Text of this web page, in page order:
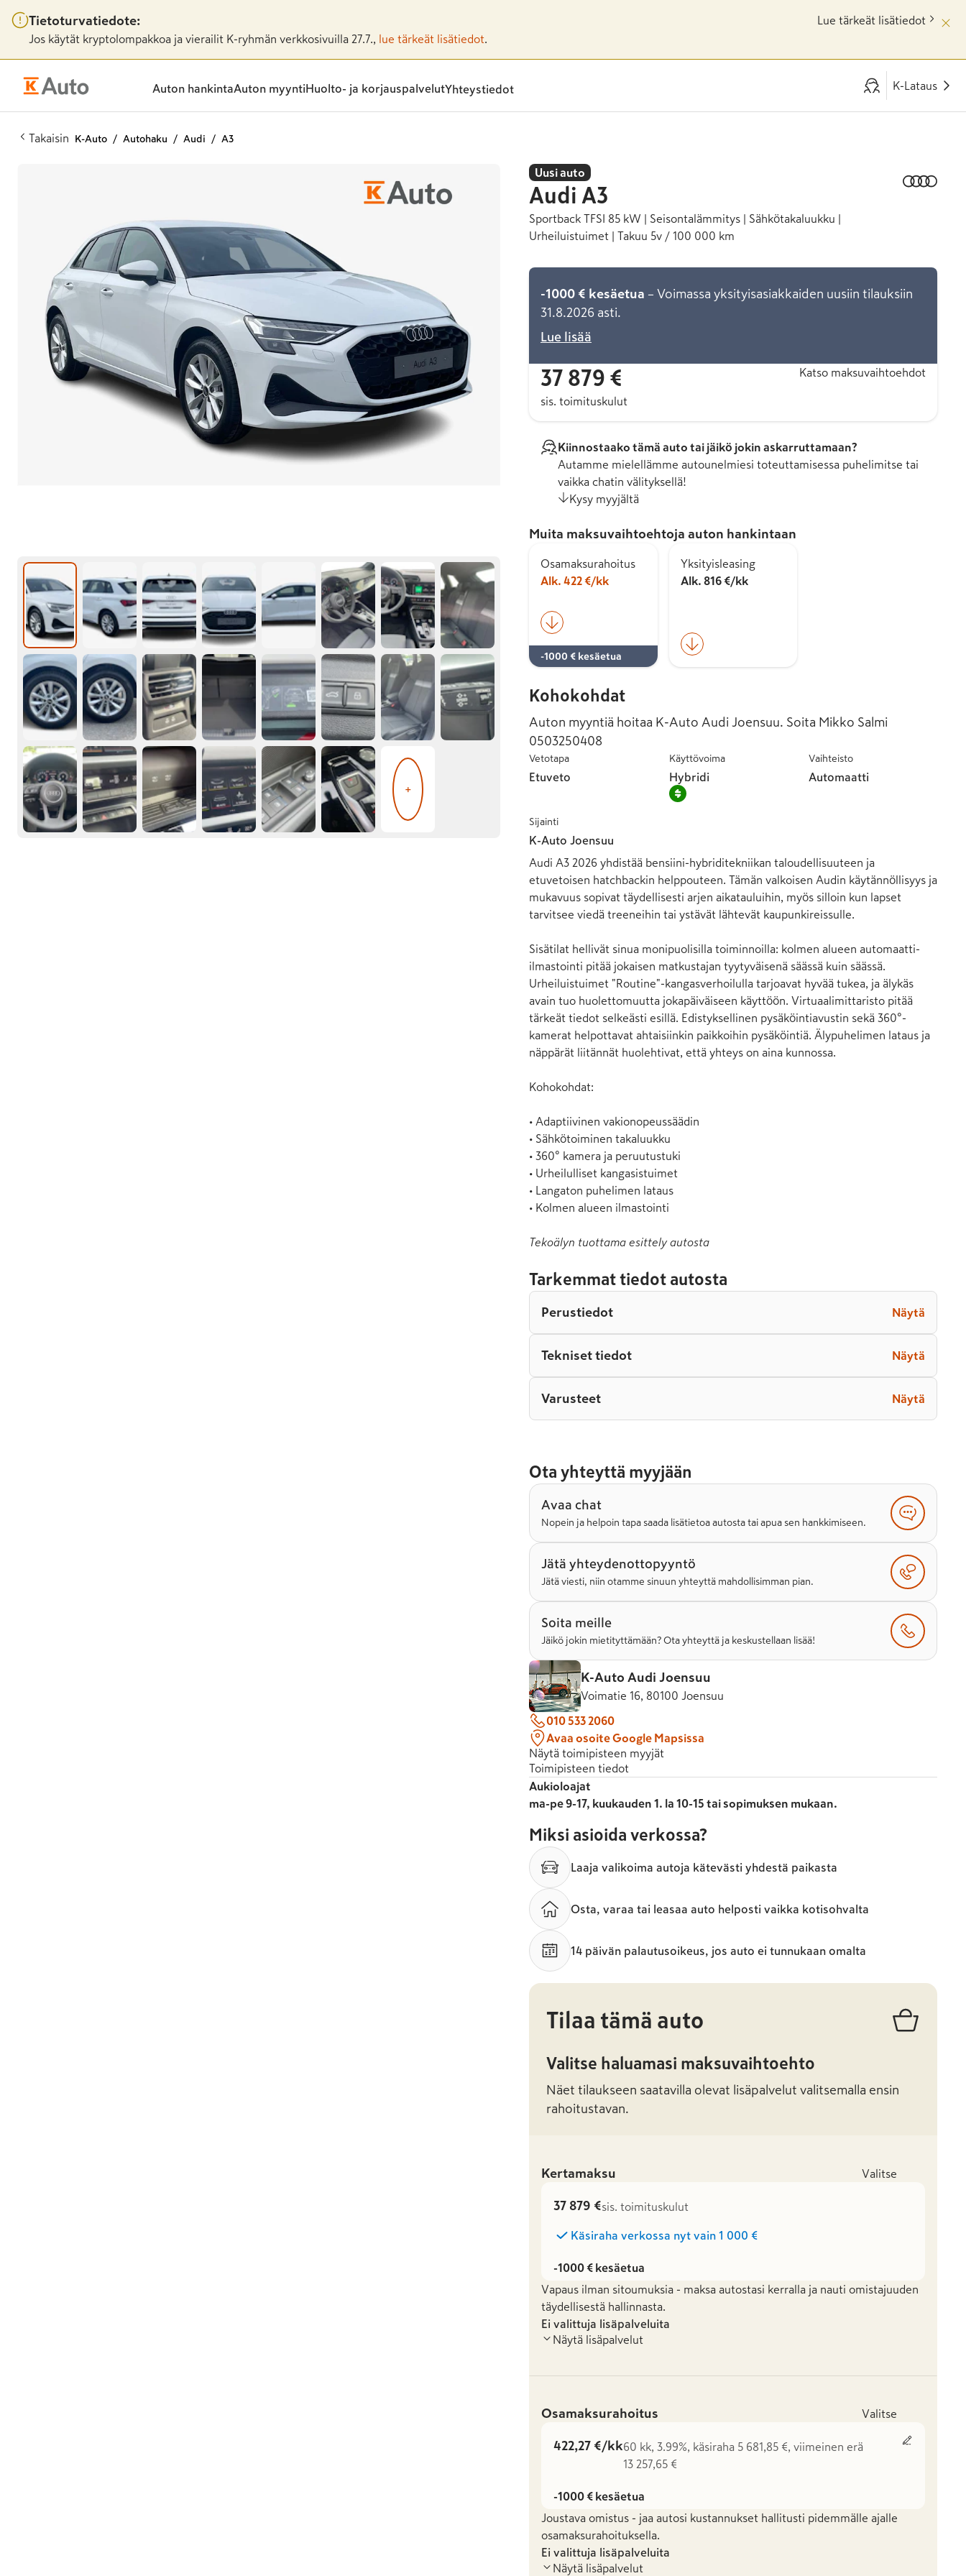
Tietoturvatiedote:
Jos käytät kryptolompakkoa ja vierailit K-ryhmän verkkosivuilla 27.7., lue tärkeät lisätiedot
Lue tärkeät lisätiedot
Auton hankintaAuton myynti Huolto- ja korjauspalvelutYhteystiedot K-Lataus
Takaisin K-Auto Autohaku Audi A3
+
Uusi auto
Audi A3
Sportback TFSI 85 kW | Seisontalämmitys | Sähkötakaluukku |
Urheiluistuimet | Takuu 5v / 100 000 km
-1000 € kesäetua – Voimassa yksityisasiakkaiden uusiin tilauksiin
31.8.2026 asti.
Lue lisää
37 879 €
sis. toimituskulut
Katso maksuvaihtoehdot
Kiinnostaako tämä auto tai jäikö jokin askarruttamaan?
Autamme mielellämme autounelmiesi toteuttamisessa puhelimitse tai
vaikka chatin välityksellä!
Kysy myyjältä
Muita maksuvaihtoehtoja auton hankintaan
Osamaksurahoitus
Alk. 422 €/kk
-1000 € kesäetua
Yksityisleasing
Alk. 816 €/kk
Kohokohdat
Auton myyntiä hoitaa K-Auto Audi Joensuu. Soita Mikko Salmi
0503250408
Vetotapa
Etuveto
Käyttövoima
Hybridi
Vaihteisto
Automaatti
Sijainti
K-Auto Joensuu
Audi A3 2026 yhdistää bensiini-hybriditekniikan taloudellisuuteen ja
etuvetoisen hatchbackin helppouteen. Tämän valkoisen Audin käytännöllisyys ja
mukavuus sopivat täydellisesti arjen aikatauluihin, myös silloin kun lapset
tarvitsee viedä treeneihin tai ystävät lähtevät kaupunkireissulle.
Sisätilat hellivät sinua monipuolisilla toiminnoilla: kolmen alueen automaatti-
ilmastointi pitää jokaisen matkustajan tyytyväisenä säässä kuin säässä.
Urheiluistuimet "Routine"-kangasverhoilulla tarjoavat hyvää tukea, ja älykäs
avain tuo huolettomuutta jokapäiväiseen käyttöön. Virtuaalimittaristo pitää
tärkeät tiedot selkeästi esillä. Edistyksellinen pysäköintiavustin sekä 360°-
kamerat helpottavat ahtaisiinkin paikkoihin pysäköintiä. Älypuhelimen lataus ja
näppärät liitännät huolehtivat, että yhteys on aina kunnossa.
Kohokohdat:
• Adaptiivinen vakionopeussäädin
• Sähkötoiminen takaluukku
• 360° kamera ja peruutustuki
• Urheilulliset kangasistuimet
• Langaton puhelimen lataus
• Kolmen alueen ilmastointi
Tekoälyn tuottama esittely autosta
Tarkemmat tiedot autosta
Perustiedot Näytä
Tekniset tiedot Näytä
Varusteet Näytä
Ota yhteyttä myyjään
Avaa chat
Nopein ja helpoin tapa saada lisätietoa autosta tai apua sen hankkimiseen.
Jätä yhteydenottopyyntö
Jätä viesti, niin otamme sinuun yhteyttä mahdollisimman pian.
Soita meille
Jäikö jokin mietityttämään? Ota yhteyttä ja keskustellaan lisää!
K-Auto Audi Joensuu
Voimatie 16, 80100 Joensuu
010 533 2060
Avaa osoite Google Mapsissa
Näytä toimipisteen myyjät
Toimipisteen tiedot
Aukioloajat
ma-pe 9-17, kuukauden 1. la 10-15 tai sopimuksen mukaan.
Miksi asioida verkossa?
Laaja valikoima autoja kätevästi yhdestä paikasta
Osta, varaa tai leasaa auto helposti vaikka kotisohvalta
14 päivän palautusoikeus, jos auto ei tunnukaan omalta
Tilaa tämä auto
Valitse haluamasi maksuvaihtoehto
Näet tilaukseen saatavilla olevat lisäpalvelut valitsemalla ensin
rahoitustavan.
Kertamaksu Valitse
37 879 €sis. toimituskulut
Käsiraha verkossa nyt vain 1 000 €
-1000 € kesäetua
Vapaus ilman sitoumuksia - maksa autostasi kerralla ja nauti omistajuuden
täydellisestä hallinnasta.
Ei valittuja lisäpalveluita
Näytä lisäpalvelut
Osamaksurahoitus Valitse
422,27 €/kk60 kk, 3.99%, käsiraha 5 681,85 €, viimeinen erä
13 257,65 €
-1000 € kesäetua
Joustava omistus - jaa autosi kustannukset hallitusti pidemmälle ajalle
osamaksurahoituksella.
Ei valittuja lisäpalveluita
Näytä lisäpalvelut